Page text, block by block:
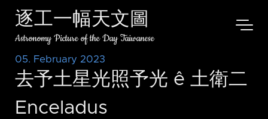
逐工一幅天文圖
Astronomy Picture of the Day Taiwanese
05. February 2023
去予土星光照予光 ê 土衛二
Enceladus